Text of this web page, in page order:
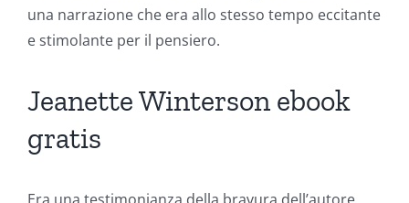
una narrazione che era allo stesso tempo eccitante
e stimolante per il pensiero.
Jeanette Winterson ebook
gratis
Era una testimonianza della bravura dell’autore